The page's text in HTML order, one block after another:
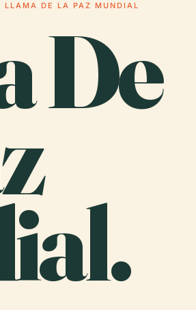
LLAMA DE LA PAZ MUNDIAL
De